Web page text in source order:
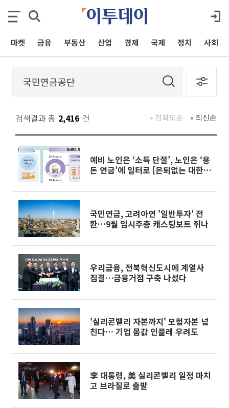
마켓 금융 부동산 산업 경제 국제 정치 사회
검색결과 총 2,416 건 최신순
정확도순
예비 노인은 ‘소득 단절’, 노인은 ‘용
돈 연금’에 일터로 [은퇴없는 대한민
국민연금, 고려아연 '일반투자' 전
환…9월 임시주총 캐스팅보트 쥐나
우리금융, 전북혁신도시에 계열사
집결⋯금융거점 구축 나섰다
'실리콘밸리 자본까지' 모험자본 넘
친다… 기업 몸값 인플레 우려도
李 대통령, 美 실리콘밸리 일정 마치
고 브라질로 출발